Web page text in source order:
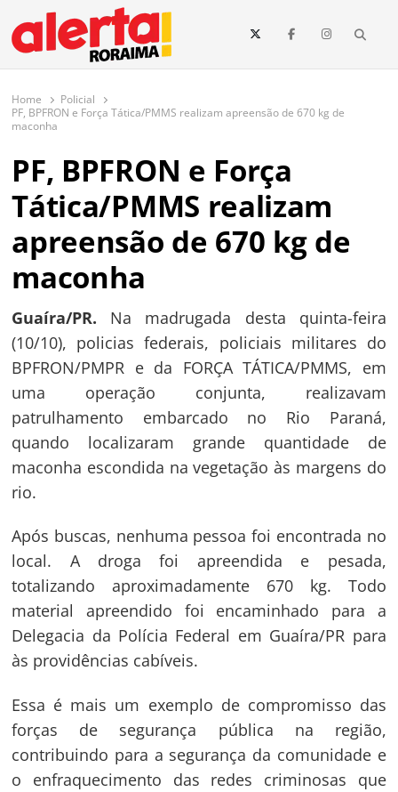
conteúdo
O maior portal de notícias de Roraima
O Alerta Roraima é seu portal de notícias completo sobre política,
e todo o estado de Roraima. Fique sempre informado com
atualizações em tempo real!
Home
Policial
PF, BPFRON e Força Tática/PMMS realizam apreensão de 670 kg de
maconha
PF, BPFRON e Força
Tática/PMMS realizam
apreensão de 670 kg de
maconha
Guaíra/PR. Na madrugada desta quinta-feira
(10/10), policias federais, policiais militares do
BPFRON/PMPR e da FORÇA TÁTICA/PMMS, em
uma operação conjunta, realizavam
patrulhamento embarcado no Rio Paraná,
quando localizaram grande quantidade de
maconha escondida na vegetação às margens do
rio.
Após buscas, nenhuma pessoa foi encontrada no
local. A droga foi apreendida e pesada,
totalizando aproximadamente 670 kg. Todo
material apreendido foi encaminhado para a
Delegacia da Polícia Federal em Guaíra/PR para
às providências cabíveis.
Essa é mais um exemplo de compromisso das
forças de segurança pública na região,
contribuindo para a segurança da comunidade e
o enfraquecimento das redes criminosas que